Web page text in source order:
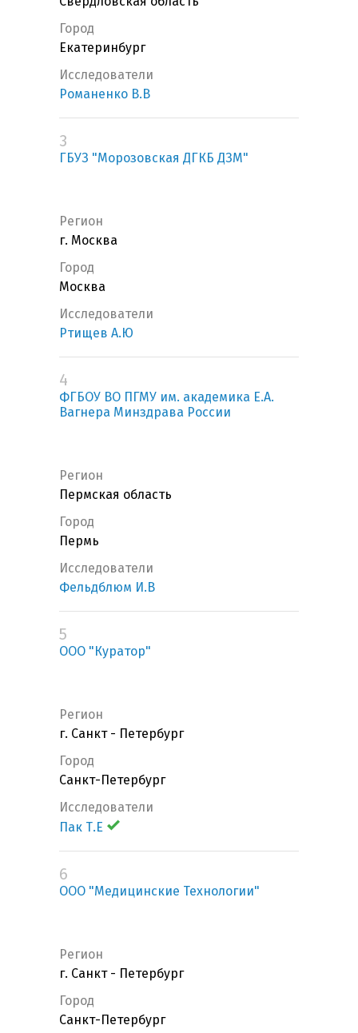
Город
Екатеринбург
Исследователи
Романенко В.В
3
ГБУЗ "Морозовская ДГКБ ДЗМ"
Регион
г. Москва
Город
Москва
Исследователи
Ртищев А.Ю
4
ФГБОУ ВО ПГМУ им. академика Е.А.
Вагнера Минздрава России
Регион
Пермская область
Город
Пермь
Исследователи
Фельдблюм И.В
5
ООО "Куратор"
Регион
г. Санкт - Петербург
Город
Санкт-Петербург
Исследователи
Пак Т.Е
6
ООО "Медицинские Технологии"
Регион
г. Санкт - Петербург
Город
Санкт-Петербург